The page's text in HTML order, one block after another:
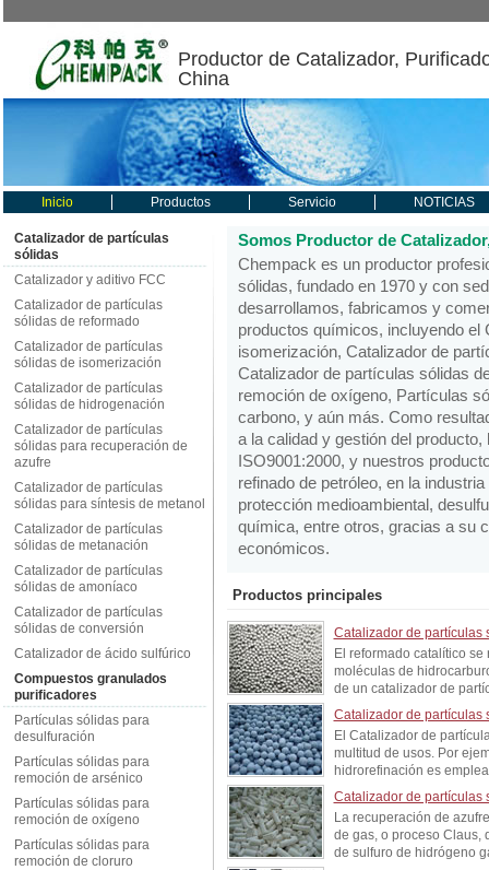
Productor de Catalizador,
China
Inicio Productos Servicio NOTICIAS
Catalizador de partículas
sólidas
Catalizador y aditivo FCC
Catalizador de partículas
sólidas de reformado
Catalizador de partículas
sólidas de isomerización
Catalizador de partículas
sólidas de hidrogenación
Catalizador de partículas
sólidas para recuperación de
azufre
Catalizador de partículas
sólidas para síntesis de metanol
Catalizador de partículas
sólidas de metanación
Catalizador de partículas
sólidas de amoníaco
Catalizador de partículas
sólidas de conversión
Catalizador de ácido sulfúrico
Compuestos granulados
purificadores
Partículas sólidas para
desulfuración
Partículas sólidas para
remoción de arsénico
Partículas sólidas para
remoción de oxígeno
Partículas sólidas para
remoción de cloruro
Somos Productor de
Chempack es un productor
sólidas, fundado en 1970 y con
desarrollamos, fabricamos y
productos químicos, incluyendo el
isomerización, Catalizador de
Catalizador de partículas sólidas
remoción de oxígeno, Partículas
carbono, y aún más. Como
a la calidad y gestión del
ISO9001:2000, y nuestros
refinado de petróleo, en la
protección medioambiental,
química, entre otros, gracias a su
económicos.
Productos principales
Catalizador de partículas
El reformado catalítico
moléculas de
de un catalizador de
Catalizador de partículas
El Catalizador de
multitud de usos. Por
hidrorefinación es
Catalizador de partículas
La recuperación de
de gas, o proceso Claus,
de sulfuro de hidrógeno